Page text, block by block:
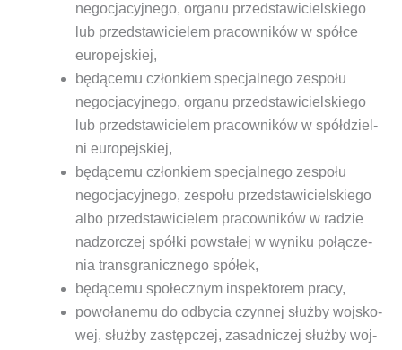
nego­cja­cyj­ne­go, orga­nu przed­sta­wi­ciel­skie­go
lub przed­sta­wi­cie­lem pra­cow­ni­ków w spół­ce
europejskiej,
będą­ce­mu człon­kiem spe­cjal­ne­go zespo­łu
nego­cja­cyj­ne­go, orga­nu przed­sta­wi­ciel­skie­go
lub przed­sta­wi­cie­lem pra­cow­ni­ków w spół­dziel­
ni europejskiej,
będą­ce­mu człon­kiem spe­cjal­ne­go zespo­łu
nego­cja­cyj­ne­go, zespo­łu przed­sta­wi­ciel­skie­go
albo przed­sta­wi­cie­lem pra­cow­ni­ków w radzie
nad­zor­czej spół­ki powsta­łej w wyni­ku połą­cze­
nia trans­gra­nicz­ne­go spółek,
będą­ce­mu spo­łecz­nym inspek­to­rem pracy,
powo­ła­ne­mu do odby­cia czyn­nej służ­by woj­sko­
wej, służ­by zastęp­czej, zasad­ni­czej służ­by woj­